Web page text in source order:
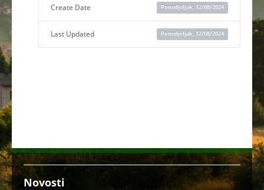
Create Date Ponedjeljak, 12/08/2024
Last Updated Ponedjeljak, 12/08/2024
Novosti